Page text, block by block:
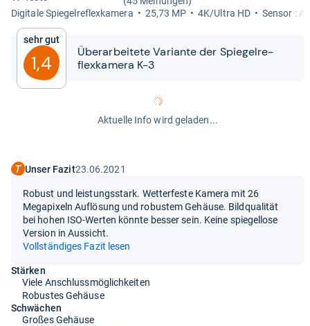
Digi­tale Spie­gel­re­flex­ka­mera
25,73 MP 4K/Ultra HD Sen­sor :
Sehr gut
1,4
Über­ar­bei­tete Vari­ante der Spie­gel­re­
flex­ka­mera K-​​3
Aktuelle Info wird geladen...
Unser Fazit23.06.2021
Robust und leistungsstark. Wetterfeste Kamera mit 26
Megapixeln Auflösung und robustem Gehäuse. Bildqualität
bei hohen ISO-Werten könnte besser sein. Keine spiegellose
Version in Aussicht.
Vollständiges Fazit lesen
Stärken
Viele Anschlussmöglichkeiten
Robustes Gehäuse
Schwächen
Großes Gehäuse